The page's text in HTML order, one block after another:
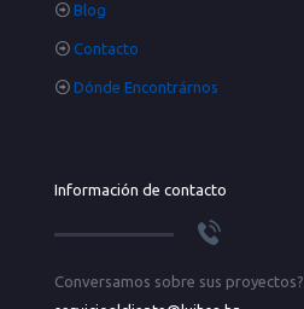
Blog
Contacto
Dónde Encontrárnos
Información de contacto
Conversamos sobre sus proyectos?